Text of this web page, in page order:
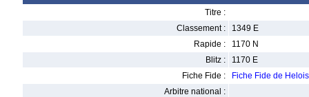
Titre :
Classement :
1349 E
Rapide :
1170 N
Blitz :
1170 E
Fiche Fide :
Fiche Fide de
Arbitre national :